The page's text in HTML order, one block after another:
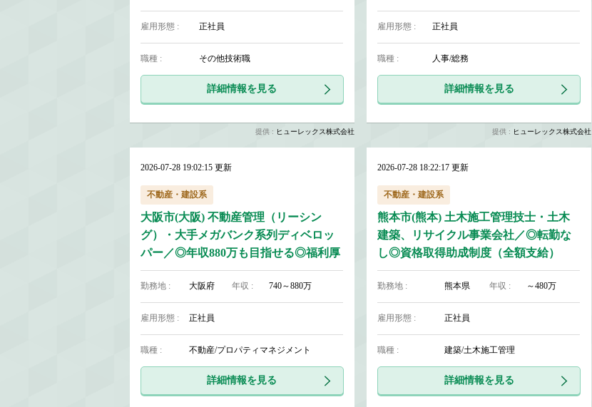
雇用形態 : 正社員
職種 : その他技術職
詳細情報を見る
提供 : ヒューレックス株式会社
雇用形態 : 正社員
職種 : 人事/総務
詳細情報を見る
提供 : ヒューレックス株式会社
2026-07-28 19:02:15 更新
不動産・建設系
大阪市(大阪) 不動産管理（リーシン
グ）・大手メガバンク系列ディベロッ
パー／◎年収880万も目指せる◎福利厚
生充実
勤務地 : 大阪府 年収 : 740～880万
雇用形態 : 正社員
職種 : 不動産/プロパティマネジメント
詳細情報を見る
2026-07-28 18:22:17 更新
不動産・建設系
熊本市(熊本) 土木施工管理技士・土木
建築、リサイクル事業会社／◎転勤な
し◎資格取得助成制度（全額支給）
勤務地 : 熊本県 年収 : ～480万
雇用形態 : 正社員
職種 : 建築/土木施工管理
詳細情報を見る